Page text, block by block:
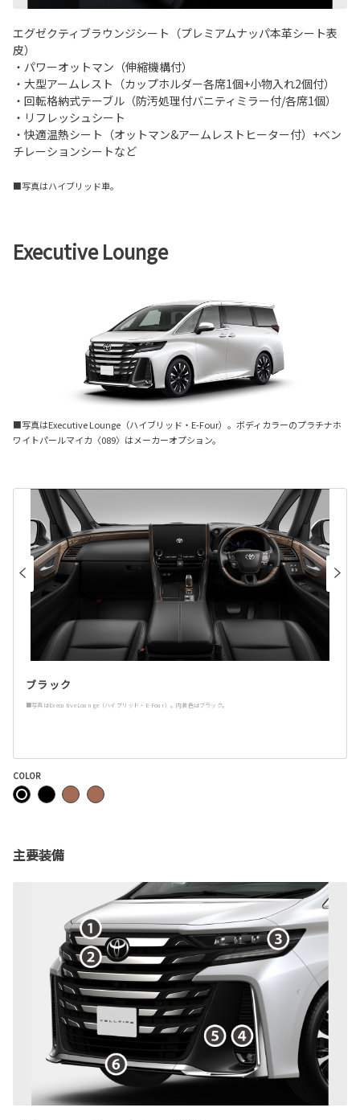
エグゼクティブラウンジシート（プレミアムナッパ本革シート表
皮）
・パワーオットマン（伸縮機構付）
・大型アームレスト（カップホルダー各席1個+小物入れ2個付）
・回転格納式テーブル（防汚処理付バニティミラー付/各席1個）
・リフレッシュシート
・快適温熱シート（オットマン&アームレストヒーター付）+ベン
チレーションシートなど
■写真はハイブリッド車。
Executive Lounge
■写真はExecutive Lounge（ハイブリッド・E-Four）。ボディカラーのプラチナホ
ワイトパールマイカ〈089〉はメーカーオプション。
ブラック
■写真はExecutive Lounge（ハイブリッド・E-Four）。内装色はブラック。
COLOR
主要装備